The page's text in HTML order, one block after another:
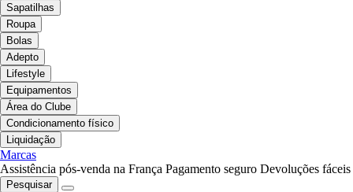
Sapatilhas
Roupa
Bolas
Adepto
Lifestyle
Equipamentos
Área do Clube
Condicionamento físico
Liquidação
Marcas
Assistência pós-venda na França Pagamento seguro Devoluções fáceis
Pesquisar